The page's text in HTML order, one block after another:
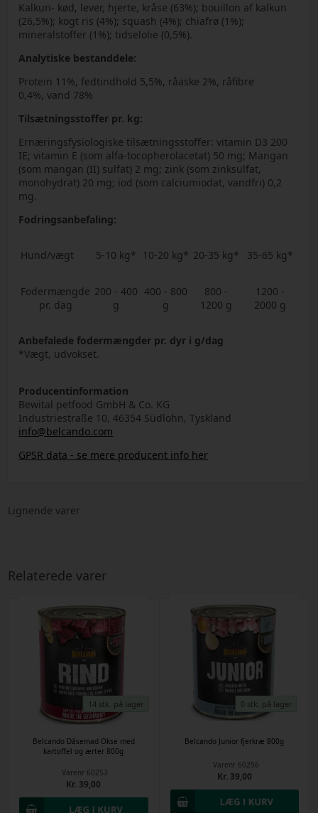
Kalkun- kød, lever, hjerte, kråse (63%); bouillon af kalkun
(26,5%); kogt ris (4%); squash (4%); chiafrø (1%);
mineralstoffer (1%); tidselolie (0,5%).
Analytiske bestanddele:
Protein 11%, fedtindhold 5,5%, råaske 2%, råfibre
0,4%, vand 78%
Tilsætningsstoffer pr. kg:
Ernæringsfysiologiske tilsætningsstoffer: vitamin D3 200
IE; vitamin E (som alfa-tocopherolacetat) 50 mg; Mangan
(som mangan (II) sulfat) 2 mg; zink (som zinksulfat,
monohydrat) 20 mg; iod (som calciumiodat, vandfri) 0,2
mg.
Fodringsanbefaling:
Hund/vægt 5-10 kg* 10-20 kg* 20-35 kg* 35-65 kg*
Fodermængde
pr. dag
200 - 400
g
400 - 800
g
800 -
1200 g
1200 -
2000 g
Anbefalede fodermængder pr. dyr i g/dag
*Vægt, udvokset.
Producentinformation
Bewital petfood GmbH & Co. KG
Industriestraße 10, 46354 Südlohn, Tyskland
info@belcando.com
GPSR data - se mere producent info her
Lignende varer
Relaterede varer
14 stk. på lager
Belcando Dåsemad Okse med
kartoffel og ærter 800g
Varenr 60253
Kr. 39,00
0 stk. på lager
Belcando Junior fjerkræ 800g
Varenr 60256
Kr. 39,00